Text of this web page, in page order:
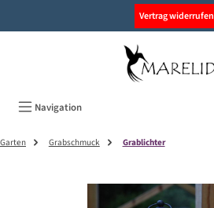
Vertrag widerrufen
Navigation
Garten Grabschmuck Grablichter